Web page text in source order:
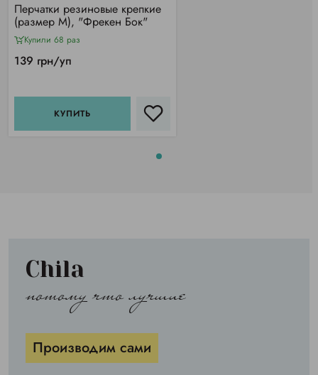
Перчатки резиновые крепкие
(размер М), "Фрекен Бок"
Купили 68 раз
139 грн/уп
КУПИТЬ
Chila
потому что лучшие
Производим сами